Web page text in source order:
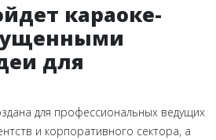
караоке-
для
для профессиональных ведущих
и корпоративного сектора, а